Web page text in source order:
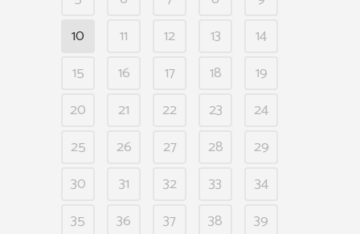
10
11 12 13
14
15
16 17 18
19
20
21 22 23
24
25
26 27 28
29
30
31 32 33
34
35
36 37 38
39